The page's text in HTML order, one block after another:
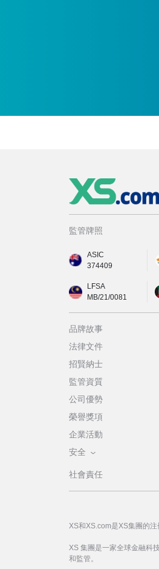
監管牌照
ASIC
374409
LFSA
MB/21/0081
品牌故事
法律文件
招賢納士
監管資質
公司優勢
榮譽獎項
企業活動
安全
社會責任
XS和XS.com是XS集團的注
XS 集團是一家全球金融科
和監管。